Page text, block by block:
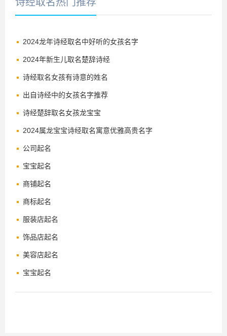
2024龙年诗经取名中好听的女孩名字
2024年新生儿取名楚辞诗经
诗经取名女孩有诗意的姓名
出自诗经中的女孩名字推荐
诗经楚辞取名女孩龙宝宝
2024属龙宝宝诗经取名寓意优雅高贵名字
公司起名
宝宝起名
商铺起名
商标起名
服装店起名
饰品店起名
美容店起名
宝宝起名